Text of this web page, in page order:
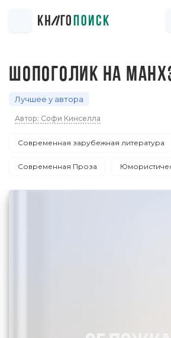
ШОПОГОЛИК НА
Лучшее у автора
Автор: Софи Кинселла
Современная зарубежная литература
Современная Проза